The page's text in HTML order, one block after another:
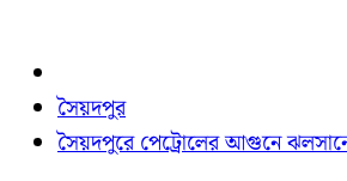
সৈয়দপুর
সৈয়দপুরে পেট্রোলের আগুনে